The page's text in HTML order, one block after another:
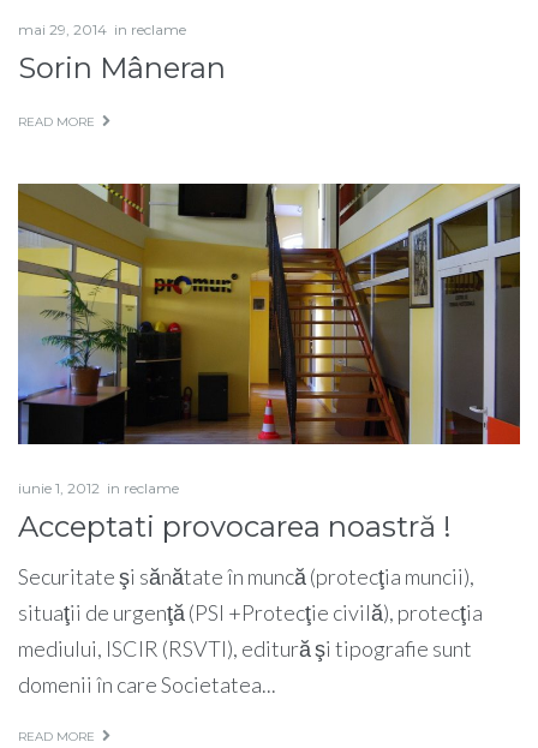
mai 29, 2014 in reclame
Sorin Mâneran
READ MORE
iunie 1, 2012 in reclame
Acceptati provocarea noastră !
Securitate şi sănătate în muncă (protecţia muncii),
situaţii de urgenţă (PSI +Protecţie civilă), protecţia
mediului, ISCIR (RSVTI), editură şi tipografie sunt
domenii în care Societatea...
READ MORE